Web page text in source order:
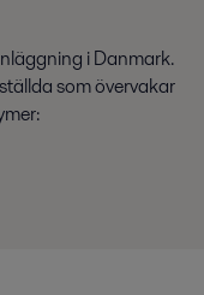
i Danmark.
som övervakar